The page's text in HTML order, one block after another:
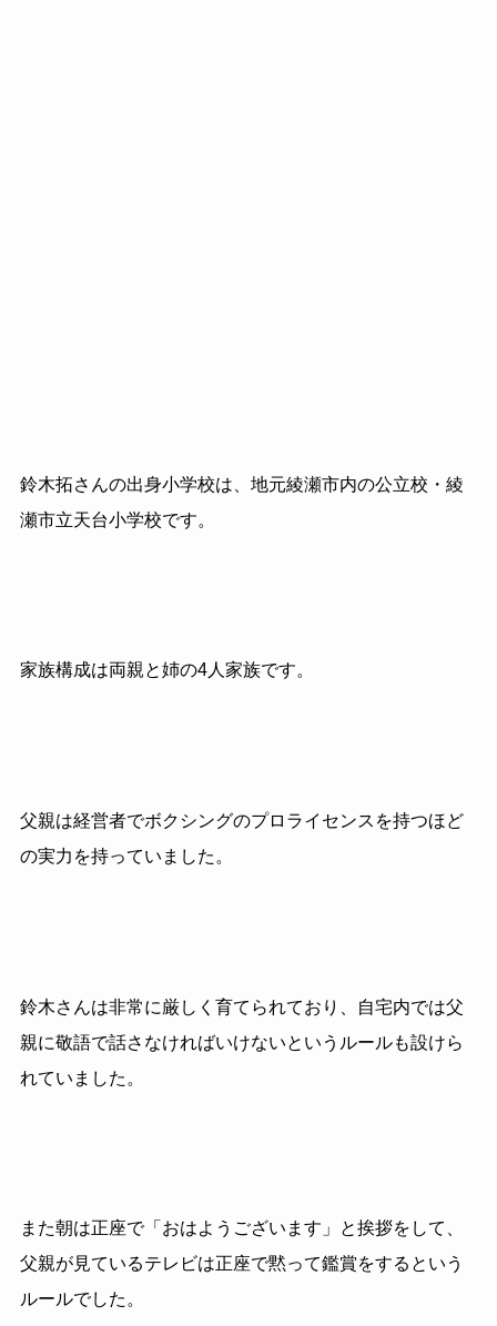
鈴木拓さんの出身小学校は、地元綾瀬市内の公立校・綾
瀬市立天台小学校です。
家族構成は両親と姉の4人家族です。
父親は経営者でボクシングのプロライセンスを持つほど
の実力を持っていました。
鈴木さんは非常に厳しく育てられており、自宅内では父
親に敬語で話さなければいけないというルールも設けら
れていました。
また朝は正座で「おはようございます」と挨拶をして、
父親が見ているテレビは正座で黙って鑑賞をするという
ルールでした。